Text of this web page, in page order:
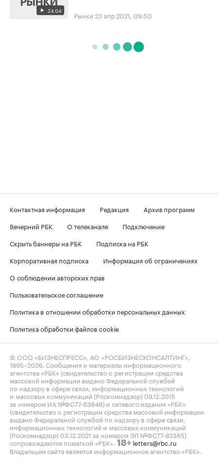
24:04 Рынки 23 апр 2021, 09:50
Контактная информация Редакция
Архив программ
Вечерний РБК
О телеканале
Подключение
Скрыть баннеры на РБК
Подписка на РБК
Корпоративная подписка
Информация об ограничениях
О соблюдении авторских прав
Пользовательское соглашение
Политика в отношении обработки персональных данных
Политика обработки файлов cookie
© ООО «БИЗНЕСПРЕСС», АО «РОСБИЗНЕСКОНСАЛТИНГ»,
1995–2026 . Сообщения и материалы информационного
агентства «РБК» (свидетельство о регистрации средства
массовой информации выдано Федеральной службой
по надзору в сфере связи, информационных технологий
и массовых коммуникаций (Роскомнадзор) 09.12.2015
за номером ИА №ФС77-63848) и сетевого издания «РБК»
(свидетельство о регистрации средства массовой информации
выдано Федеральной службой по надзору в сфере связи,
информационных технологий и массовых коммуникаций
(Роскомнадзор) 03.12.2021 за номером ЭЛ №ФС77-82385)
сопровождаются пометкой «РБК». 18+ letters@rbc.ru
Владельцем сайта является информационное агентство «РБК».